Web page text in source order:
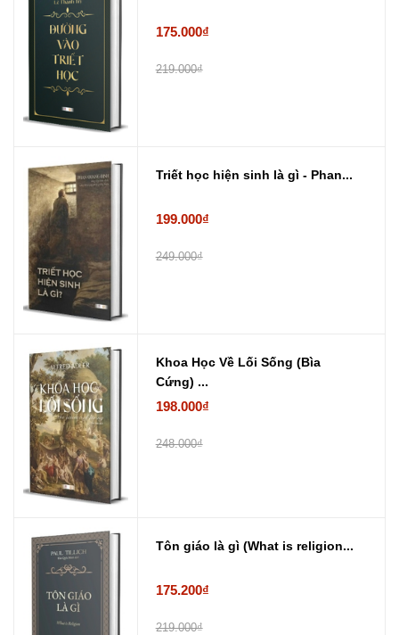
175.000₫
219.000₫
Triết học hiện sinh là gì - Phan...
199.000₫
249.000₫
Khoa Học Về Lối Sống (Bìa
Cứng) ...
198.000₫
248.000₫
Tôn giáo là gì (What is religion...
175.200₫
219.000₫